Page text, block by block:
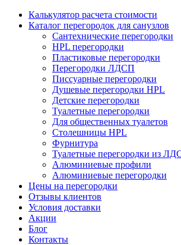
Калькулятор расчета стоимости
Каталог перегородок для санузлов
Сантехнические перегородки
HPL перегородки
Пластиковые перегородки
Перегородки ЛДСП
Писсуарные перегородки
Душевые перегородки HPL
Детские перегородки
Туалетные перегородки
Для общественных туалетов
Столешницы HPL
Фурнитура
Туалетные перегородки из
Алюминиевые профили
Алюминиевые перегородки
Цены на перегородки
Отзывы клиентов
Условия доставки
Акции
Блог
Контакты